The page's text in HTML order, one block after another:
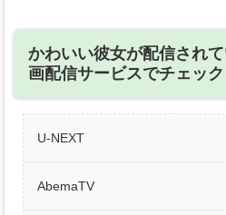
かわいい彼女が配信され
画配信サービスでチェック
U-NEXT
AbemaTV